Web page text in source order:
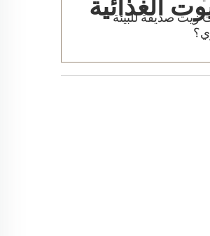
الغذائية
زيت صديقة للبيئة